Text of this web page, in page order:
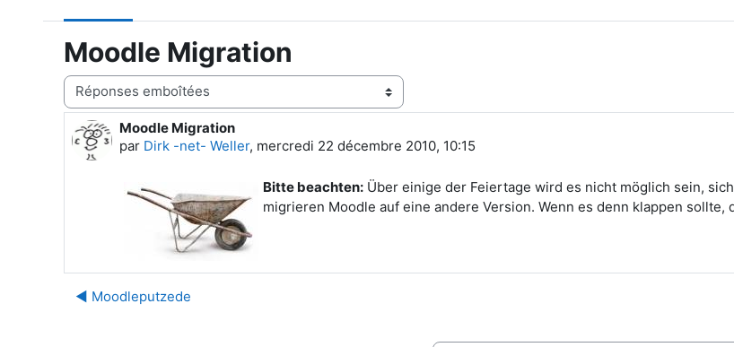
Moodle Migration
Type d’affichage
Moodle Migration
par Dirk -net- Weller, mercredi 22 décembre 2010, 10:15
Nombre de réponses : 0
Bitte beachten: Über einige der Feiertage wird es nicht möglich sein,
migrieren Moodle auf eine andere Version. Wenn es denn klappen
◀︎ Moodleputzede